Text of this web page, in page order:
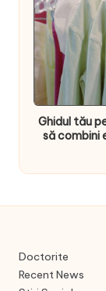
Posted
in
Ghidul tău
să combini
Doctorite
Recent News